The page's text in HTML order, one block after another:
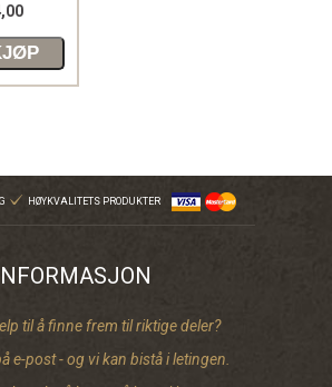
HØYKVALITETS PRODUKTER
til å finne frem til riktige deler?
e-post - og vi kan bistå i letingen.